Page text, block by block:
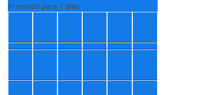
Previsión para 7 días
Vie
Sá
b
Do
m
Lun
Ma
r
Mié
+1
4°
+1
5°
+1
5°
+1
3°
+1
3°
+1
1°
+5
+6
+5
+4
+4° +5°